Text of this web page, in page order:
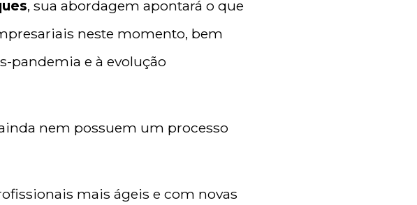
, sua abordagem apontará o que
neste momento, bem
pandemia e à evolução
nem possuem um processo
mais ágeis e com novas